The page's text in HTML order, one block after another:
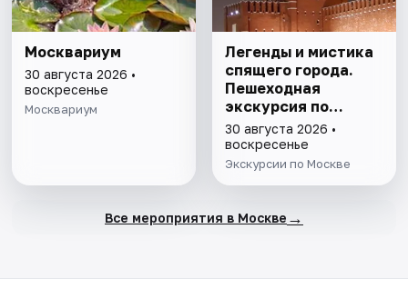
Москвариум
30 августа 2026 •
воскресенье
Москвариум
Легенды и мистика
спящего города.
Пешеходная
экскурсия по
Москве
30 августа 2026 •
воскресенье
Экскурсии по Москве
Все мероприятия в Москве →